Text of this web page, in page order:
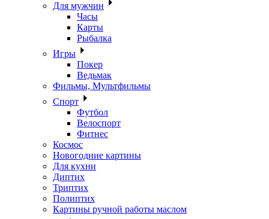
Для мужчин
Часы
Карты
Рыбалка
Игры
Покер
Ведьмак
Фильмы, Мультфильмы
Спорт
Футбол
Велоспорт
Фитнес
Космос
Новогодние картины
Для кухни
Диптих
Триптих
Полиптих
Картины ручной работы маслом